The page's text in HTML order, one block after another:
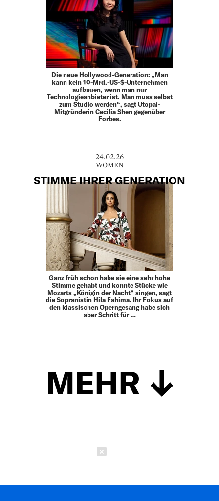
Die neue Hollywood-Generation: „Man
kann kein 10-Mrd.-US-$-Unternehmen
aufbauen, wenn man nur
Technologieanbieter ist. Man muss selbst
zum Studio werden“, sagt Utopai-
Mitgründerin Cecilia Shen gegenüber
Forbes.
24.02.26
WOMEN
STIMME IHRER GENERATION
Ganz früh schon habe sie eine sehr hohe
Stimme gehabt und konnte Stücke wie
Mozarts „Königin der Nacht“ singen, sagt
die Sopranistin Hila Fahima. Ihr Fokus auf
den klassischen Operngesang habe sich
aber Schritt für …
MEHR